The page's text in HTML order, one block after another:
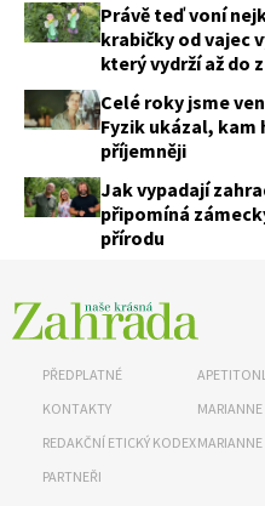
Právě teď voní
krabičky od vajec
který vydrží až do
Celé roky jsme
Fyzik ukázal,
příjemněji
Jak vypadají
připomíná
přírodu
PŘEDPLATNÉ
KONTAKTY
REDAKČNÍ ETICKÝ KODEX
PARTNEŘI
MARIANNE